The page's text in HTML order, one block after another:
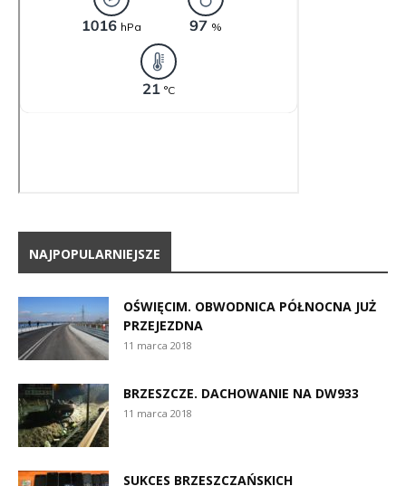
NAJPOPULARNIEJSZE
OŚWIĘCIM. OBWODNICA PÓŁNOCNA JUŻ
PRZEJEZDNA
11 marca 2018
BRZESZCZE. DACHOWANIE NA DW933
11 marca 2018
SUKCES BRZESZCZAŃSKICH